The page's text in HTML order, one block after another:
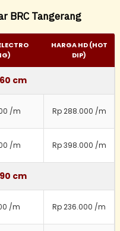
BRC Tangerang
HARGA HD (HOT
DIP)
cm
/m Rp 288.000 /m
/m Rp 398.000 /m
cm
/m Rp 236.000 /m